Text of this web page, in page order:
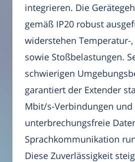
integrieren. Die
gemäß IP20 robust
widerstehen Temperatur-,
sowie Stoßbelastungen.
schwierigen
garantiert der Extender
Mbit/s-Verbindungen
unterbrechungsfreie
Sprachkommunikation
Diese Zuverlässigkeit